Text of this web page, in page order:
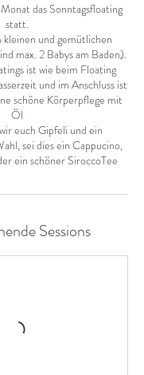
das Sonntagsfloating
statt.
und gemütlichen
max. 2 Babys am Baden).
ist wie beim Floating
und im Anschluss ist
schöne Körperpflege mit
Öl
euch Gipfeli und ein
sei dies ein Cappucino,
ein schöner SiroccoTee
Sessions